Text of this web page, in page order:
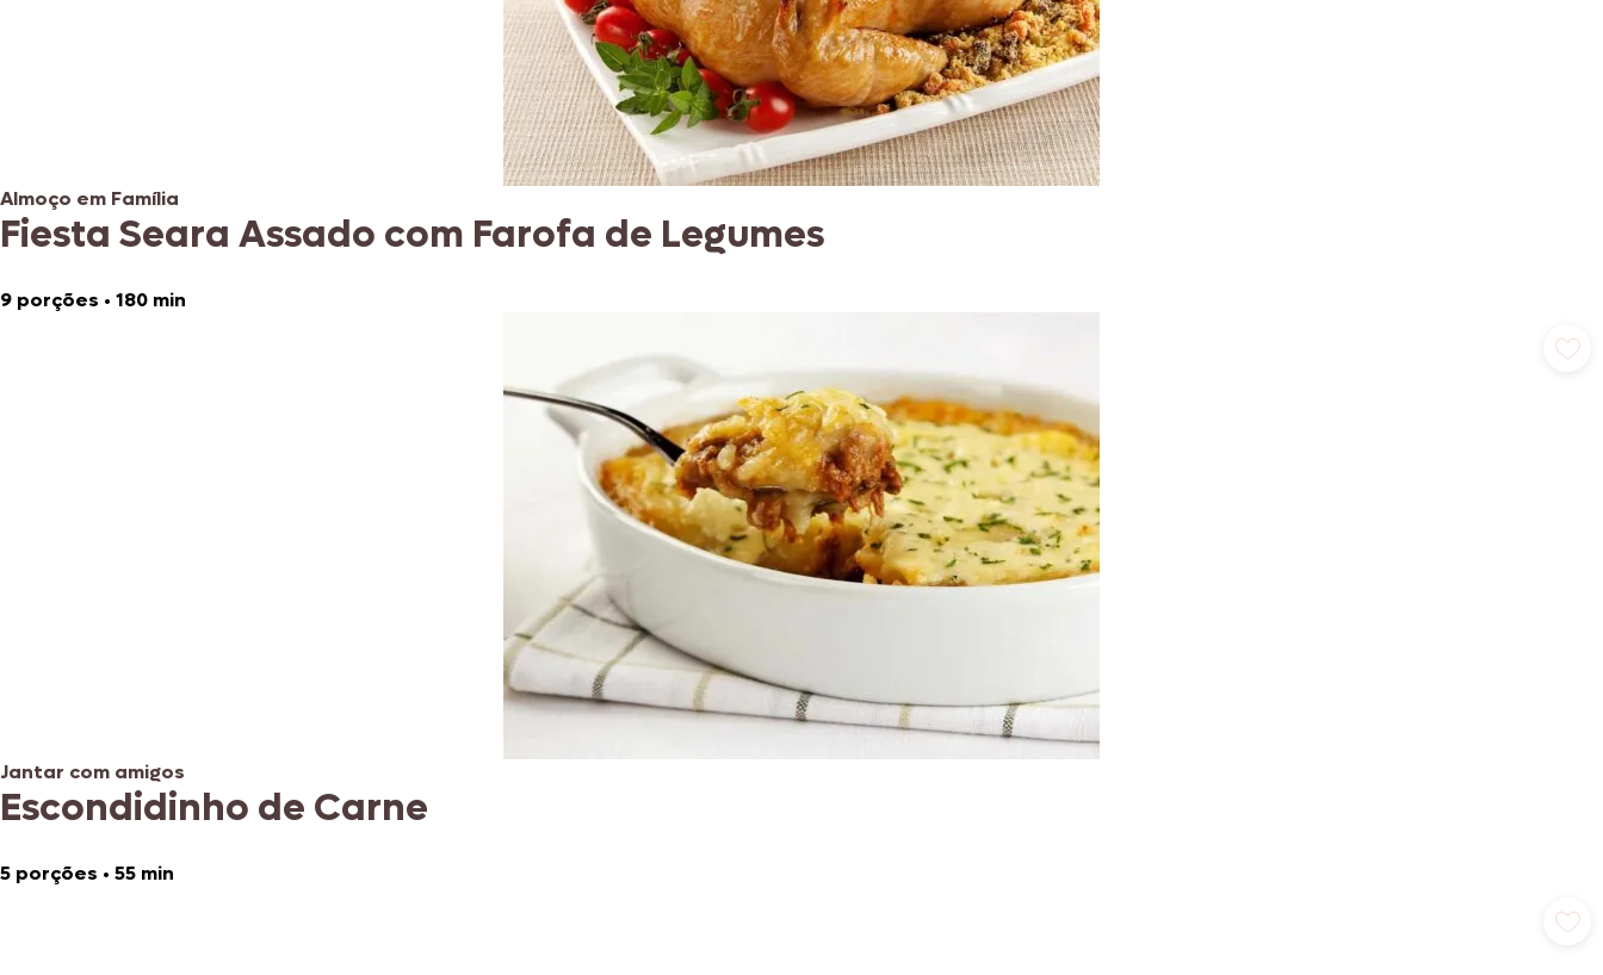
Almoço em Família
Fiesta Seara Assado com Farofa de Legumes
9 porções • 180 min
Jantar com amigos
Escondidinho de Carne
5 porções • 55 min